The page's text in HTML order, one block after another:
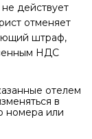
действует
отменяет
штраф,
НДС
отелем
в
номера или